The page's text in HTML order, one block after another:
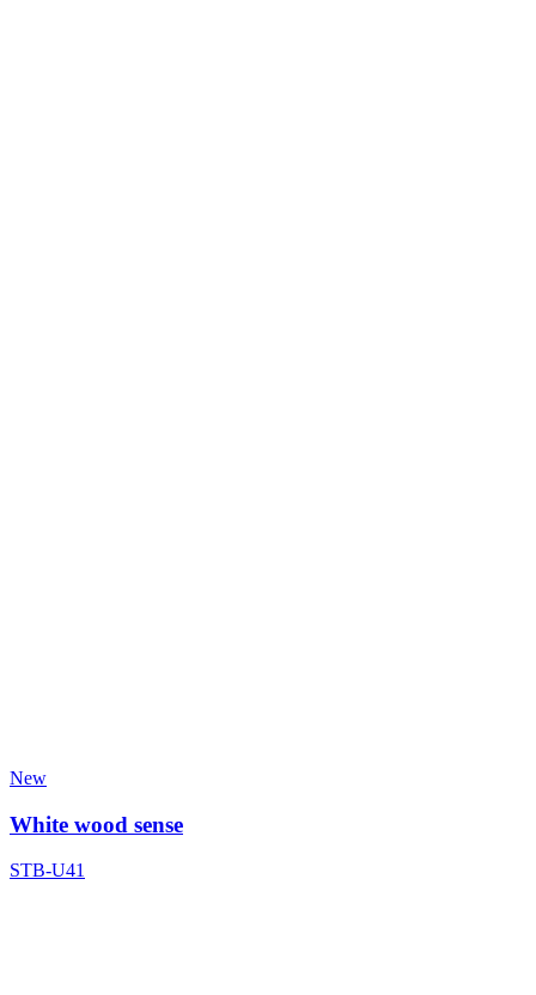
New
White wood sense
STB-U41